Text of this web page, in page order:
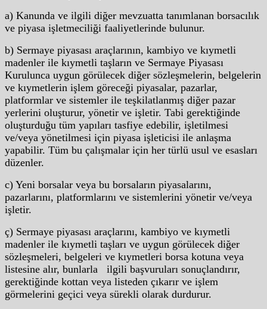
a) Kanunda ve ilgili diğer mevzuatta tanımlanan borsacılık
ve piyasa işletmeciliği faaliyetlerinde bulunur.
b) Sermaye piyasası araçlarının, kambiyo ve kıymetli
madenler ile kıymetli taşların ve Sermaye Piyasası
Kurulunca uygun görülecek diğer sözleşmelerin, belgelerin
ve kıymetlerin işlem göreceği piyasalar, pazarlar,
platformlar ve sistemler ile teşkilatlanmış diğer pazar
yerlerini oluşturur, yönetir ve işletir. Tabi gerektiğinde
oluşturduğu tüm yapıları tasfiye edebilir, işletilmesi
ve/veya yönetilmesi için piyasa işleticisi ile anlaşma
yapabilir. Tüm bu çalışmalar için her türlü usul ve esasları
düzenler.
c) Yeni borsalar veya bu borsaların piyasalarını,
pazarlarını, platformlarını ve sistemlerini yönetir ve/veya
işletir.
ç) Sermaye piyasası araçlarını, kambiyo ve kıymetli
madenler ile kıymetli taşları ve uygun görülecek diğer
sözleşmeleri, belgeleri ve kıymetleri borsa kotuna veya
listesine alır, bunlarla ilgili başvuruları sonuçlandırır,
gerektiğinde kottan veya listeden çıkarır ve işlem
görmelerini geçici veya sürekli olarak durdurur.